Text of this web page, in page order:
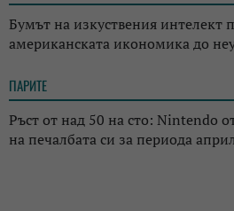
Бумът на изкуствения интелект
американската икономика до
ПАРИТЕ
Ръст от над 50 на сто: Nintendo
на печалбата си за периода